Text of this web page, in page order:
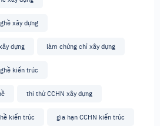
xây dựng
dựng làm chứng chỉ xây dựng
kiến trúc
thi thử CCHN xây dựng
kiến trúc gia hạn CCHN kiến trúc